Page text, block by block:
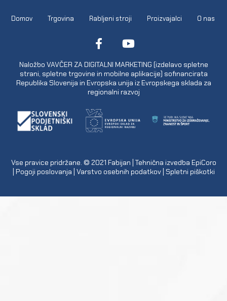
Domov Trgovina Rabljeni stroji Proizvajalci O nas
Naložbo VAVČER ZA DIGITALNI MARKETING (izdelavo spletne
strani, spletne trgovine in mobilne aplikacije) sofinancirata
Republika Slovenija in Evropska unija iz Evropskega sklada za
regionalni razvoj
Vse pravice pridržane. © 2021 Fabijan | Tehnična izvedba EpiCoro
Pogoji poslovanja Varstvo osebnih podatkov| Spletni piškotki